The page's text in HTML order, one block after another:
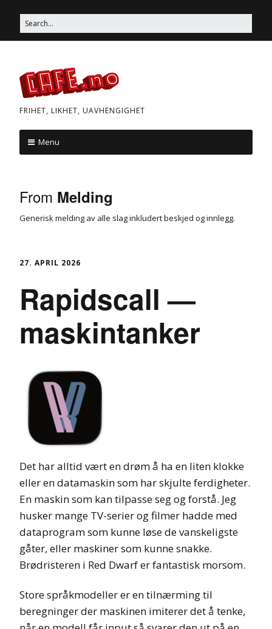
to
content
Search
for:
FRIHET, LIKHET, UAVHENGIGHET
Menu
content
From Melding
Generisk melding av alle slag inkludert beskjed og innlegg.
27. APRIL 2026
Rapidscall —
maskintanker
Det har alltid vært en drøm å ha en liten klokke
eller en datamaskin som har skjulte ferdigheter.
En maskin som kan tilpasse seg og forstå. Jeg
husker mange TV-serier og filmer hadde med
dataprogram som kunne løse de vanskeligste
gåter, eller maskiner som kunne snakke.
Brødristeren i Red Dwarf er fantastisk morsom.
Store språkmodeller er en tilnærming til
beregninger der maskinen imiterer det å tenke,